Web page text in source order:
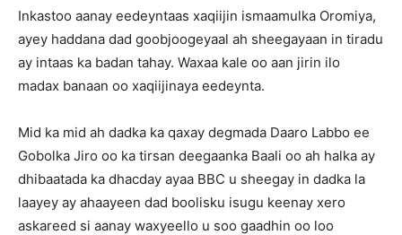
Inkastoo aanay eedeyntaas xaqiijin ismaamulka Oromiya,
ayey haddana dad goobjoogeyaal ah sheegayaan in tiradu
ay intaas ka badan tahay. Waxaa kale oo aan jirin ilo
madax banaan oo xaqiijinaya eedeynta.
Mid ka mid ah dadka ka qaxay degmada Daaro Labbo ee
Gobolka Jiro oo ka tirsan deegaanka Baali oo ah halka ay
dhibaatada ka dhacday ayaa BBC u sheegay in dadka la
laayey ay ahaayeen dad boolisku isugu keenay xero
askareed si aanay waxyeello u soo gaadhin oo loo